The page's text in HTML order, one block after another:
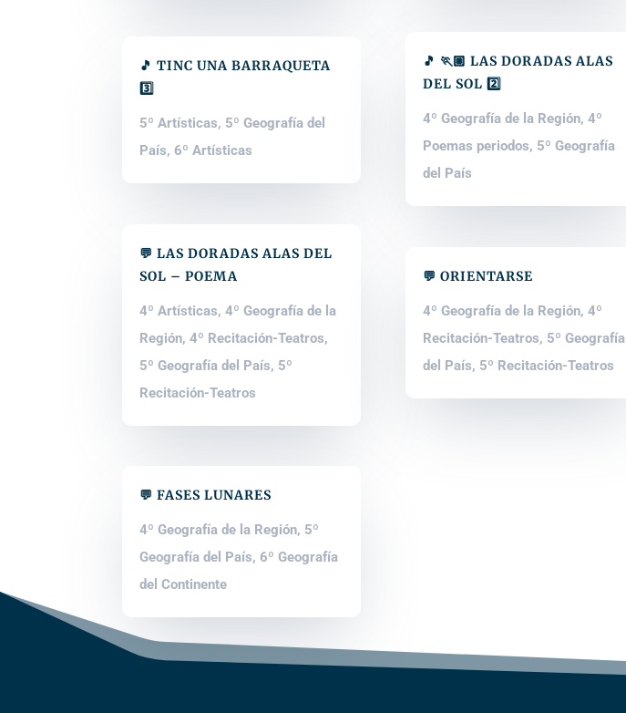
🎵 TINC UNA BARRAQUETA
3️⃣
5º Artísticas, 5º Geografía del
País, 6º Artísticas
💬 LAS DORADAS ALAS DEL
SOL – POEMA
4º Artísticas,4º Geografía de la
Región,4º Recitación-Teatros,
5º Geografía del País, 5º
Recitación-Teatros
💬 FASES LUNARES
4º Geografía de la Región, 5º
Geografía del País, 6º Geografía
del Continente
🎵 🏃🏽 LAS DORADAS ALAS
DEL SOL 2️⃣
4º Geografía de la Región, 4º
Poemas periodos, 5º Geografía
del País
💬 ORIENTARSE
4º Geografía de la Región, 4º
Recitación-Teatros, 5º Geografía
del País, 5º Recitación-Teatros